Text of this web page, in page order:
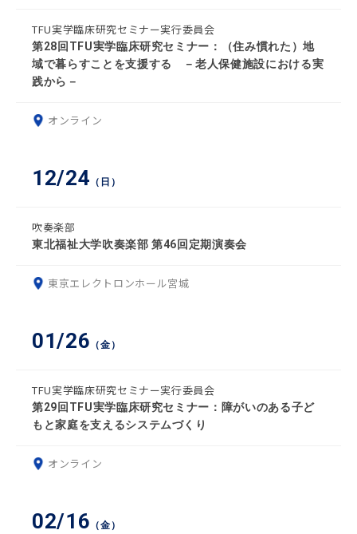
TFU実学臨床研究セミナー実行委員会
第28回TFU実学臨床研究セミナー：（住み慣れた）地
域で暮らすことを支援する －老人保健施設における実
践から－
オンライン
12/24 （日）
吹奏楽部
東北福祉大学吹奏楽部 第46回定期演奏会
東京エレクトロンホール宮城
01/26 （金）
TFU実学臨床研究セミナー実行委員会
第29回TFU実学臨床研究セミナー：障がいのある子ど
もと家庭を支えるシステムづくり
オンライン
02/16 （金）